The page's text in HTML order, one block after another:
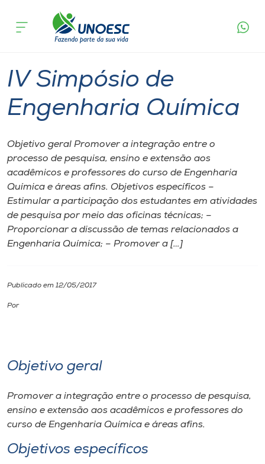
Cursos
Pesquisa
Portal de Ensino
A
Unoesc
Cultura
CPA
IV Simpósio de
Engenharia Química
Objetivo geral Promover a integração entre o
processo de pesquisa, ensino e extensão aos
acadêmicos e professores do curso de Engenharia
Química e áreas afins. Objetivos específicos –
Estimular a participação dos estudantes em atividades
de pesquisa por meio das oficinas técnicas; –
Proporcionar a discussão de temas relacionados a
Engenharia Química; – Promover a […]
Publicado em 12/05/2017
Por
Objetivo geral
Promover a integração entre o processo de pesquisa,
ensino e extensão aos acadêmicos e professores do
curso de Engenharia Química e áreas afins.
Objetivos específicos